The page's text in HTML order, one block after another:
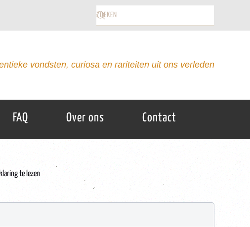
vondsten, curiosa en rariteiten uit ons verleden
FAQ Over ons Contact
te lezen